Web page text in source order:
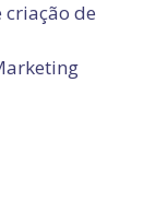
criação de